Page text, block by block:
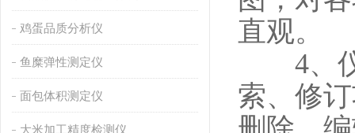
鸡蛋品质分析仪
鱼糜弹性测定仪
面包体积测定仪
大米加工精度检测仪
直观。
4、仪
索、修